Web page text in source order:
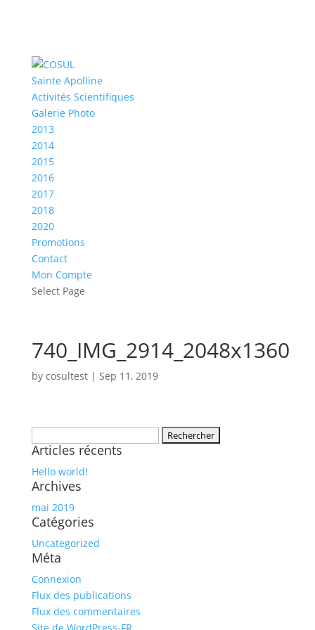
Sainte Apolline
Activités Scientifiques
Galerie Photo
2013
2014
2015
2016
2017
2018
2020
Promotions
Contact
Mon Compte
Select Page
740_IMG_2914_2048x1360
by cosultest| Sep 11, 2019
Articles récents
Hello world!
Archives
mai 2019
Catégories
Uncategorized
Méta
Connexion
Flux des publications
Flux des commentaires